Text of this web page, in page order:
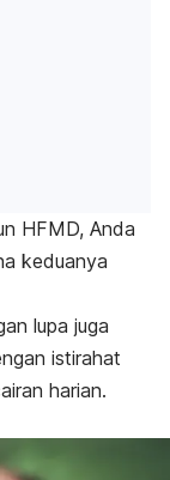
HFMD, Anda
keduanya
lupa juga
istirahat
harian.